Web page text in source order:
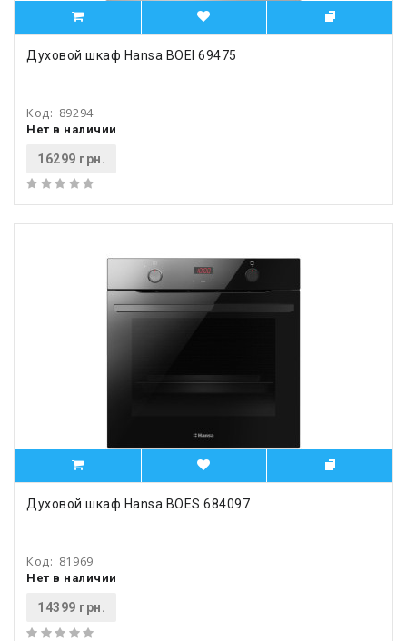
Духовой шкаф Hansa BOEI 69475
Код: 89294
Нет в наличии
16299 грн.
Духовой шкаф Hansa BOES 684097
Код: 81969
Нет в наличии
14399 грн.